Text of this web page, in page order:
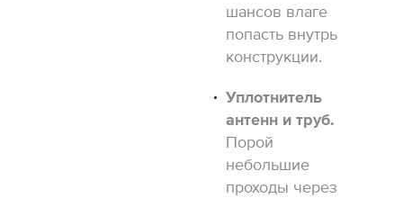
шансов влаге
попасть внутрь
конструкции.
Уплотнитель
антенн и труб.
Порой
небольшие
проходы через